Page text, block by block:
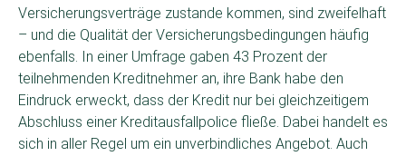
Versicherungsverträge zustande kommen, sind zweifelhaft
– und die Qualität der Versicherungsbedingungen häufig
ebenfalls. In einer Umfrage gaben 43 Prozent der
teilnehmenden Kreditnehmer an, ihre Bank habe den
Eindruck erweckt, dass der Kredit nur bei gleichzeitigem
Abschluss einer Kreditausfallpolice fließe. Dabei handelt es
sich in aller Regel um ein unverbindliches Angebot. Auch